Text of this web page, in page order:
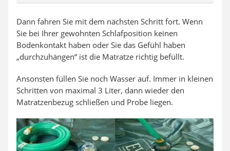
Dann fahren Sie mit dem nächsten Schritt fort. Wenn
Sie bei Ihrer gewohnten Schlafposition keinen
Bodenkontakt haben oder Sie das Gefühl haben
„durchzuhängen“ ist die Matratze richtig befüllt.
Ansonsten füllen Sie noch Wasser auf. Immer in kleinen
Schritten von maximal 3 Liter, dann wieder den
Matratzenbezug schließen und Probe liegen.